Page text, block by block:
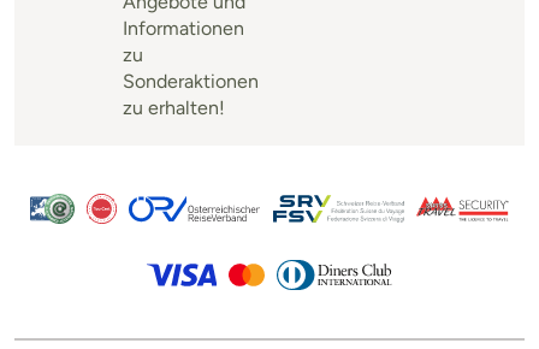
Informationen
zu
Sonderaktionen
zu erhalten!